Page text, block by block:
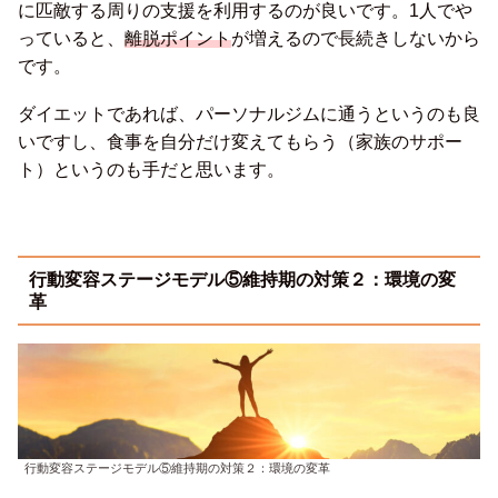
に匹敵する周りの支援を利用するのが良いです。1人でや
っていると、 離脱ポイントが増えるので長続きしないから
です。
ダイエットであれば、パーソナルジムに通うというのも良
いですし、食事を自分だけ変えてもらう（家族のサポー
ト）というのも手だと思います。
行動変容ステージモデル⑤維持期の対策２：環境の変
革
行動変容ステージモデル⑤維持期の対策２：環境の変革